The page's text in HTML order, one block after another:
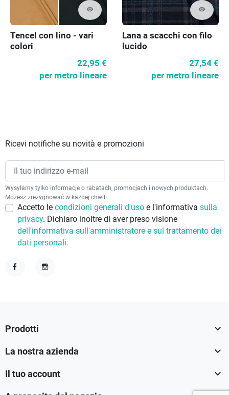
visibility
Tencel con lino - vari
colori
22,95 €
per metro lineare
visibility
Lana a scacchi con filo
lucido
27,54 €
per metro lineare
Ricevi notifiche su novità e promozioni
Wysyłamy tylko informacje o rabatach, promocjach i nowych produktach.
Możesz zrezygnować w każdej chwili.
Accetto le condizioni generali d'uso e l'informativa sulla
privacy. Dichiaro inoltre di aver preso visione
dell'informativa sull'amministratore e sul trattamento dei
dati personali.
Prodotti 
La nostra azienda 
Il tuo account 